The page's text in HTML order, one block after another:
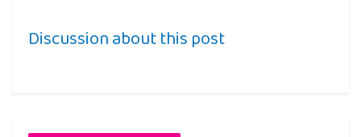
Discussion about this post